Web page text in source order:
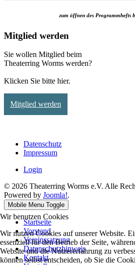
zum öffnen des Programmhefts
Mitglied werden
Sie wollen Mitglied beim
Theaterring Worms werden?
Klicken Sie bitte hier.
Mitglied werden
Datenschutz
Impressum
Login
© 2026 Theaterring Worms e.V. Alle
Powered by Joomla!.
Mobile Menu Toggle
Startseite
Vorstand
Vereinssatzung
Datenschutzhinweis
Kontakt
Wir benutzen Cookies
Wir nutzen Cookies auf unserer Website.
essenziell für den Betrieb der Seite,
Website und die Nutzererfahrung zu
können selbst entscheiden, ob Sie die